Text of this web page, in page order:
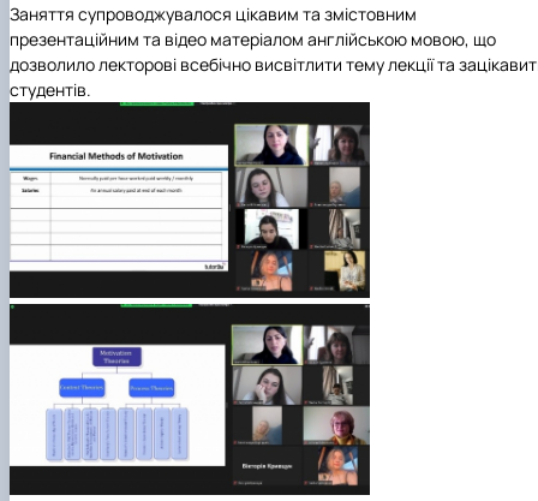
Заняття супроводжувалося цікавим та змістовним
презентаційним та відео матеріалом англійською мовою, що
дозволило лекторові всебічно висвітлити тему лекції та
студентів.